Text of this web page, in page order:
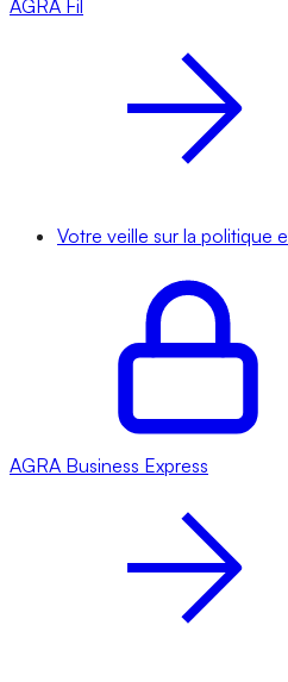
AGRA Fil
Votre veille sur la politique
AGRA Business Express